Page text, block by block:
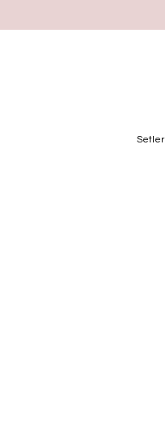
Setler